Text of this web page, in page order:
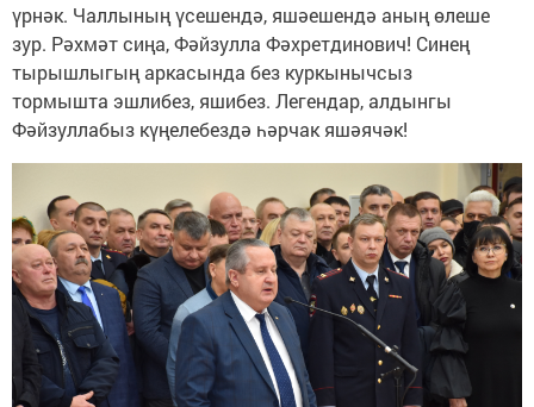
үрнәк. Чаллының үсешендә, яшәешендә аның өлеше
зур. Рәхмәт сиңа, Фәйзулла Фәхретдинович! Синең
тырышлыгың аркасында без куркынычсыз
тормышта эшлибез, яшибез. Легендар, алдынгы
Фәйзуллабыз күңелебездә һәрчак яшәячәк!